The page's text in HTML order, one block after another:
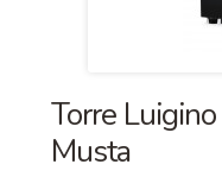
Torre
Musta